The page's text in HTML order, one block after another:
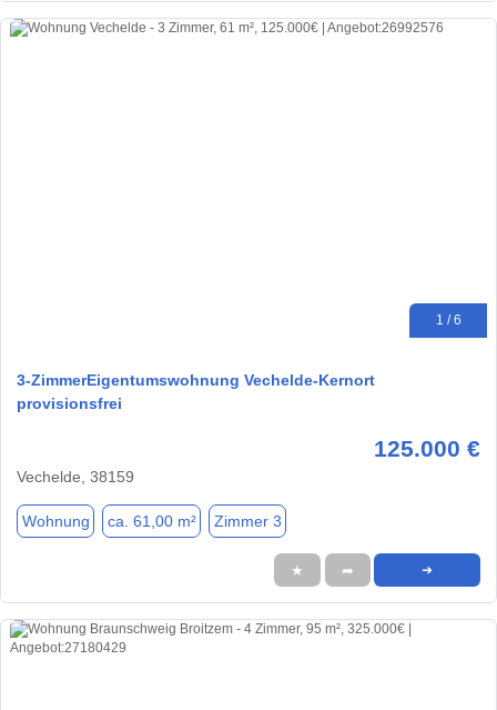
1 / 6
3-ZimmerEigentumswohnung Vechelde-Kernort
provisionsfrei
125.000 €
Vechelde, 38159
Wohnung ca. 61,00 m² Zimmer 3
★ ➦ ➜